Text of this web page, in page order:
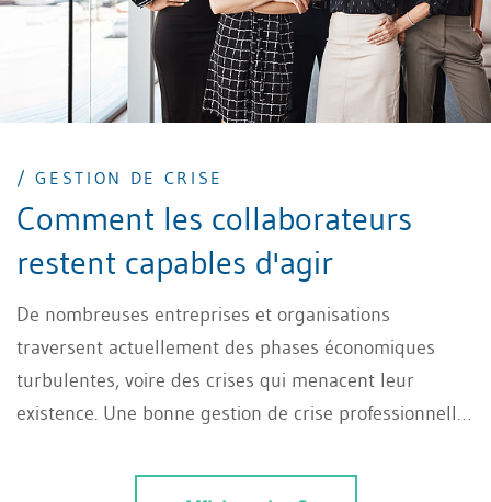
/ GESTION DE CRISE
Comment les collaborateurs
restent capables d'agir
De nombreuses entreprises et organisations
traversent actuellement des phases économiques
turbulentes, voire des crises qui menacent leur
existence. Une bonne gestion de crise professionnelle
situation, mais elle peut limiter au maximum les